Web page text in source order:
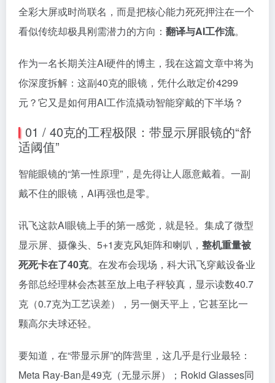
全彩大屏或时尚联名，而是把核心能力死死押注在一个
看似传统却极具刚需潜力的方向： 翻译与AI工作流。
作为一名长期关注AI硬件的博主，我在这篇文章中将为
你深度拆解：这副40克的眼镜，凭什么敢定价4299
元？它又是如何用AI工作流撬动智能穿戴的下半场？
01 / 40克的工程极限：带显示屏眼镜的“舒
适阈值”
智能眼镜的“第一性原理”，是先得让人愿意戴着。一副
戴不住的眼镜，AI再强也是零。
讯飞这款AI眼镜上手的第一感觉，就是轻。集成了微型
显示屏、摄像头、5+1麦克风矩阵和喇叭， 整机重量被
死死卡在了40克。在发布会现场，科大讯飞穿戴设备业
务部总经理林会杰甚至放上电子秤较真，显示读数40.7
克（0.7克为工艺误差），另一侧天平上，它甚至比一
颗高尔夫球还轻。
要知道，在“带显示屏”的阵营里，这几乎是行业最轻：
Meta Ray-Ban是49克（无显示屏）；Rokid Glasses同